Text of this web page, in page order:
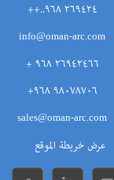
٢٦٩٤٢٤ ٩٦٨..++
info@oman-arc.com
٢٦٩٤٢٤٦٦ ٩٦٨ +
٩٨٠٧٨٧٠٦ ٩٦٨+
sales@oman-arc.com
عرض خريطة الموقع